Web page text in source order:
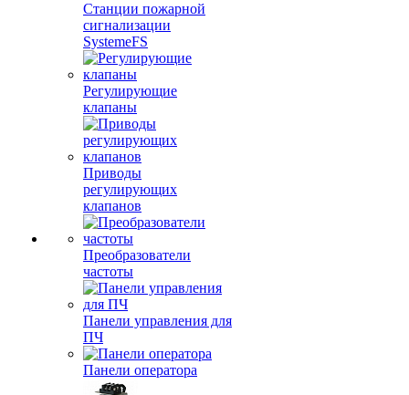
Станции пожарной
сигнализации
SystemeFS
Регулирующие
клапаны
Приводы
регулирующих
клапанов
Преобразователи
частоты
Панели управления для
ПЧ
Панели оператора